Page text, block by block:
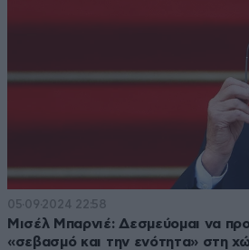
05·09·2024 22:58
Μισέλ Μπαρνιέ: Δεσμεύομαι να
«σεβασμό και την ενότητα» στη